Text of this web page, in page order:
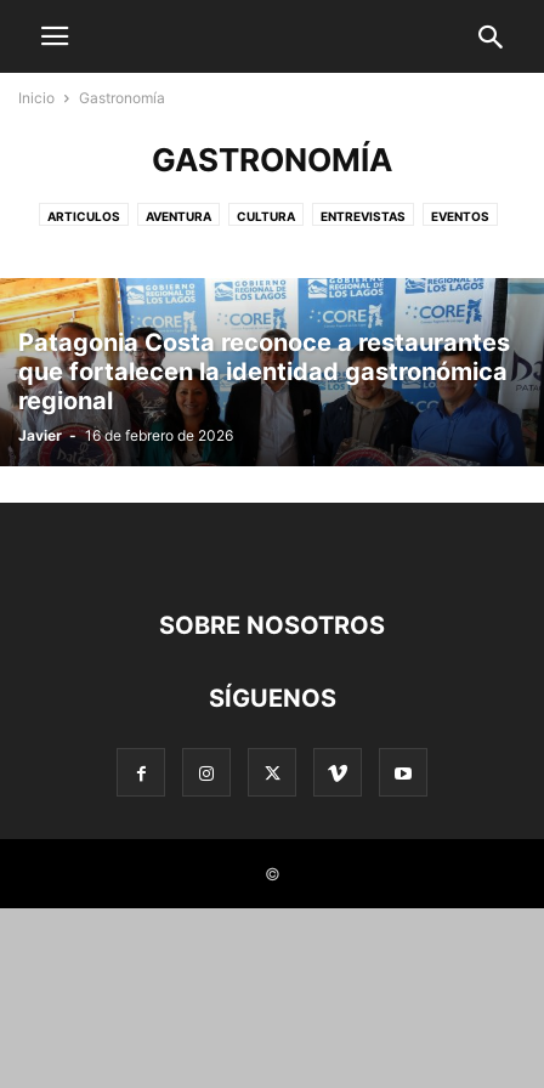
Inicio Gastronomía
GASTRONOMÍA
ARTICULOS AVENTURA CULTURA ENTREVISTAS EVENTOS
INTERNACIONAL NACIONAL NATURALEZA OPINIÓN REGIÓN
TURISMO
Patagonia Costa reconoce a restaurantes
que fortalecen la identidad gastronómica
regional
Javier - 16 de febrero de 2026
SOBRE NOSOTROS
SÍGUENOS
©